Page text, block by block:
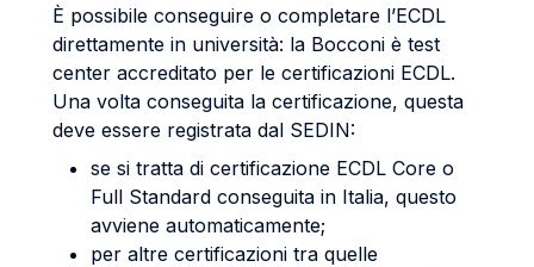
È possibile conseguire o completare l’ECDL
direttamente in università: la Bocconi è test
center accreditato per le certificazioni ECDL.
Una volta conseguita la certificazione, questa
deve essere registrata dal SEDIN:
se si tratta di certificazione ECDL Core o
Full Standard conseguita in Italia, questo
avviene automaticamente;
per altre certificazioni tra quelle